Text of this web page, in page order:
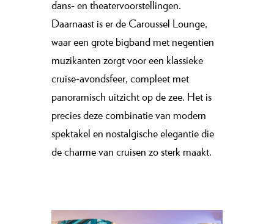
dans- en theatervoorstellingen.
Daarnaast is er de Caroussel Lounge,
waar een grote bigband met negentien
muzikanten zorgt voor een klassieke
cruise-avondsfeer, compleet met
panoramisch uitzicht op de zee. Het is
precies deze combinatie van modern
spektakel en nostalgische elegantie die
de charme van cruisen zo sterk maakt.